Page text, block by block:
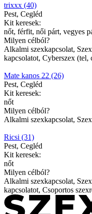
trixxx (40)
Pest, Cegléd
Kit keresek:
nőt, férfit, női párt, vegyes
Milyen célból?
Alkalmi szexkapcsolat,
kapcsolatot, Cyberszex (tel,
Mate kanos 22 (26)
Pest, Cegléd
Kit keresek:
nőt
Milyen célból?
Alkalmi szexkapcsolat,
Ricsi (31)
Pest, Cegléd
Kit keresek:
nőt
Milyen célból?
Alkalmi szexkapcsolat,
kapcsolatot, Csoportos